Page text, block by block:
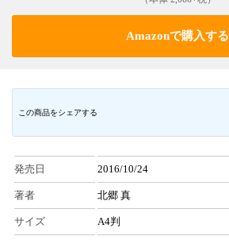
Amazonで購入する
この商品をシェアする
発売日 2016/10/24
著者 北郷 真
サイズ A4判